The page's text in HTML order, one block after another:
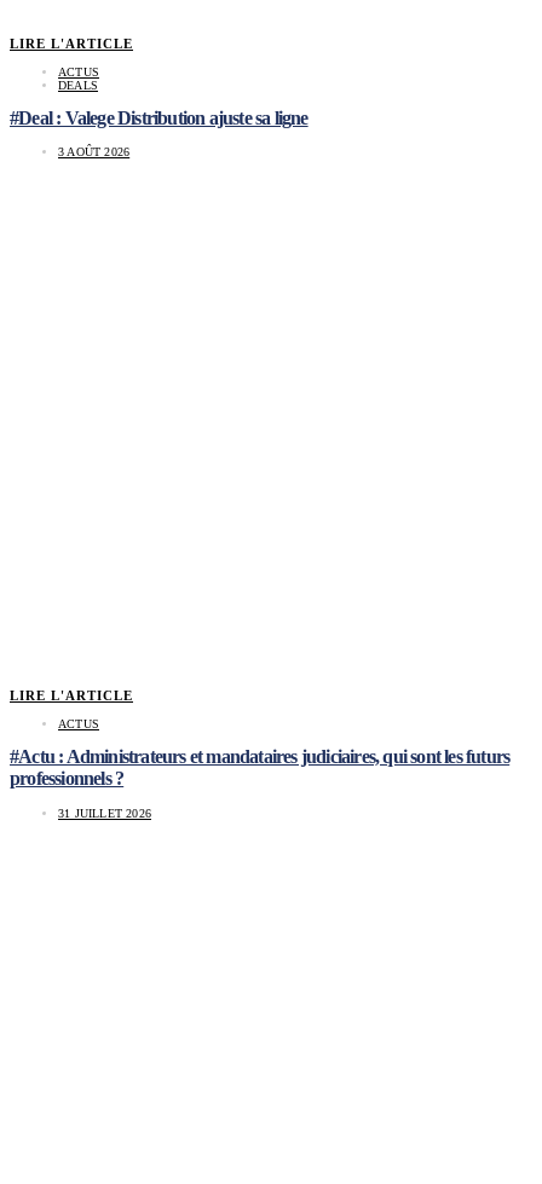
LIRE L'ARTICLE
ACTUS
DEALS
#Deal : Valege Distribution ajuste sa ligne
3 AOÛT 2026
LIRE L'ARTICLE
ACTUS
#Actu : Administrateurs et mandataires judiciaires, qui sont les futurs
professionnels ?
31 JUILLET 2026